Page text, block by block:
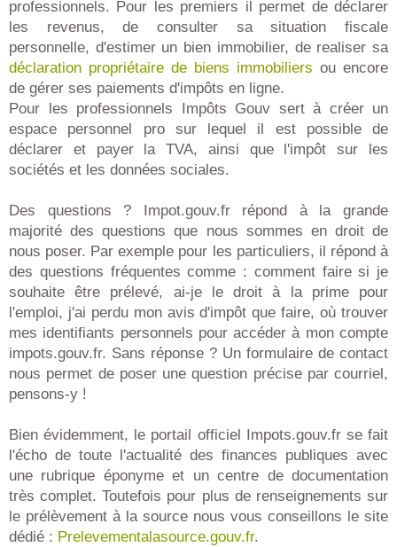
professionnels. Pour les premiers il permet de déclarer
les revenus, de consulter sa situation fiscale
personnelle, d'estimer un bien immobilier, de realiser sa
déclaration propriétaire de biens immobiliers ou encore
de gérer ses paiements d'impôts en ligne.
Pour les professionnels Impôts Gouv sert à créer un
espace personnel pro sur lequel il est possible de
déclarer et payer la TVA, ainsi que l'impôt sur les
sociétés et les données sociales.
Des questions ? Impot.gouv.fr répond à la grande
majorité des questions que nous sommes en droit de
nous poser. Par exemple pour les particuliers, il répond à
des questions fréquentes comme : comment faire si je
souhaite être prélevé, ai-je le droit à la prime pour
l'emploi, j'ai perdu mon avis d'impôt que faire, où trouver
mes identifiants personnels pour accéder à mon compte
impots.gouv.fr. Sans réponse ? Un formulaire de contact
nous permet de poser une question précise par courriel,
pensons-y !
Bien évidemment, le portail officiel Impots.gouv.fr se fait
l'écho de toute l'actualité des finances publiques avec
une rubrique éponyme et un centre de documentation
très complet. Toutefois pour plus de renseignements sur
le prélèvement à la source nous vous conseillons le site
dédié : Prelevementalasource.gouv.fr.